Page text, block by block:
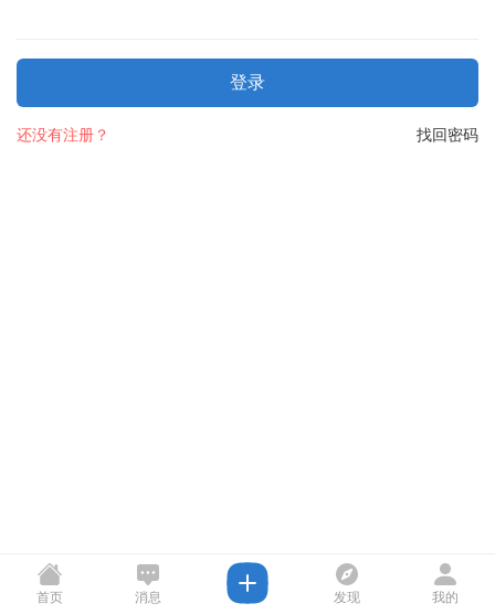
登录
找回密码
还没有注册？
首页 消息 发现 我的